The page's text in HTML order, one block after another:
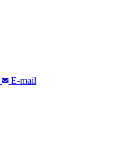
E-mail